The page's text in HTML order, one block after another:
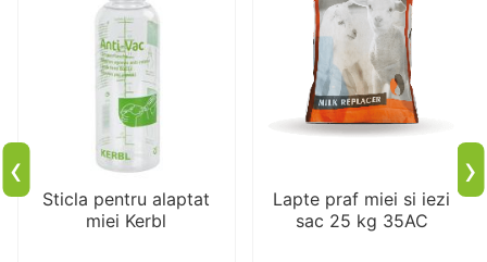
Sticla pentru alaptat
miei Kerbl
Lapte praf miei si iezi
sac 25 kg 35AC
‹ ›